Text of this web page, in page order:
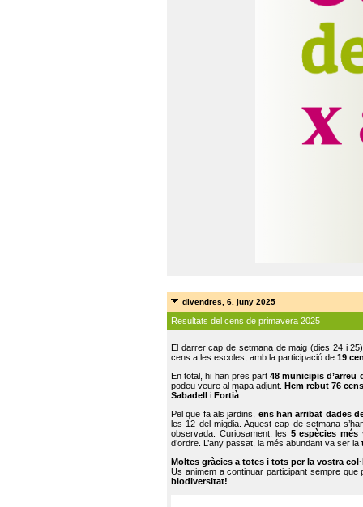
divendres, 6. juny 2025
Resultats del cens de primavera 2025
El darrer cap de setmana de maig (dies 24 i
cens a les escoles, amb la participació de 19
En total, hi han pres part48 municipis d’arreu
podeu veure al mapa adjunt. Hem rebut 76
Sabadell
i Fortià.
Pel que fa als jardins, ens han arribat dades
les 12 del migdia. Aquest cap de setmana
observada. Curiosament, les 5 espècies més
d’ordre. L’any passat, la més abundant va ser la
Moltes gràcies a totes i tots per la vostra
Us animem a continuar participant sempre que
biodiversitat!